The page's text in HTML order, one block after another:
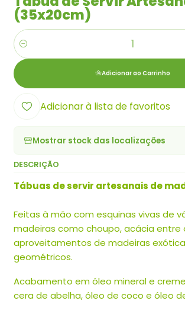
(35x20cm)
Quantidade
Adicionar ao Carrinho
Adicionar à lista de favoritos
Mostrar stock das localizações
DESCRIÇÃO
Tábuas de servir artesanais de
Feitas à mão com esquinas vivas de
madeiras como choupo, acácia entre
aproveitamentos de madeiras
geométricos.
Acabamento em óleo mineral e
cera de abelha, óleo de coco e óleo